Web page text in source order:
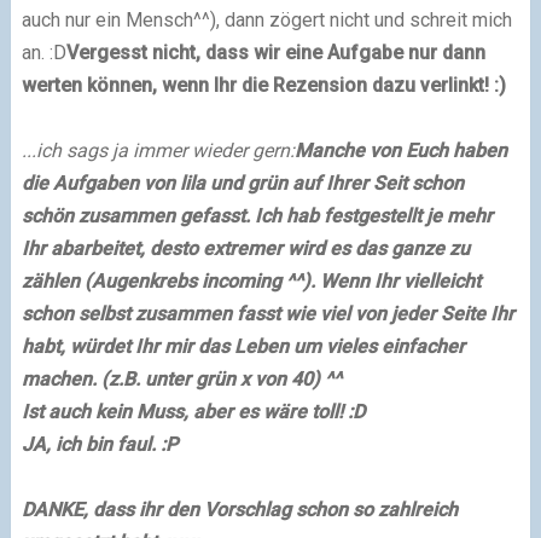
auch nur ein Mensch^^), dann zögert nicht und schreit mich
an. :DVergesst nicht, dass wir eine Aufgabe nur dann
werten können, wenn Ihr die Rezension dazu verlinkt! :)
...ich sags ja immer wieder gern:Manche von Euch haben
die Aufgaben von lila und grün auf Ihrer Seit schon
schön zusammen gefasst. Ich hab festgestellt je mehr
Ihr abarbeitet, desto extremer wird es das ganze zu
zählen (Augenkrebs incoming ^^). Wenn Ihr vielleicht
schon selbst zusammen fasst wie viel von jeder Seite Ihr
habt, würdet Ihr mir das Leben um vieles einfacher
machen. (z.B. unter grün x von 40) ^^
Ist auch kein Muss, aber es wäre toll! :D
JA, ich bin faul. :P
DANKE, dass ihr den Vorschlag schon so zahlreich